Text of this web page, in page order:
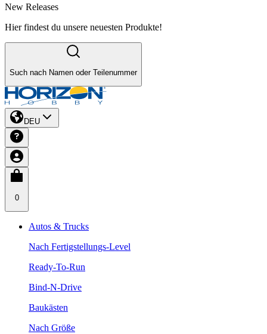
New Releases
Hier findest du unsere neuesten Produkte!
Such nach Namen oder Teilenummer
DEU
0
Autos & Trucks
Nach Fertigstellungs-Level
Ready-To-Run
Bind-N-Drive
Baukästen
Nach Größe